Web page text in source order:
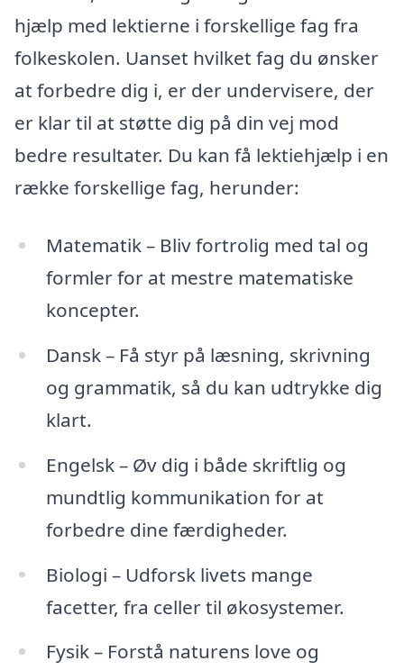
hjælp med lektierne i forskellige fag fra
folkeskolen. Uanset hvilket fag du ønsker
at forbedre dig i, er der undervisere, der
er klar til at støtte dig på din vej mod
bedre resultater. Du kan få lektiehjælp i en
række forskellige fag, herunder:
Matematik – Bliv fortrolig med tal og
formler for at mestre matematiske
koncepter.
Dansk – Få styr på læsning, skrivning
og grammatik, så du kan udtrykke dig
klart.
Engelsk – Øv dig i både skriftlig og
mundtlig kommunikation for at
forbedre dine færdigheder.
Biologi – Udforsk livets mange
facetter, fra celler til økosystemer.
Fysik – Forstå naturens love og